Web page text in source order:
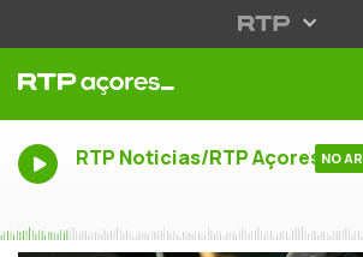
RTP Noticias/RTP Açores NO AR